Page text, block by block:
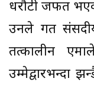
धरौटी जफत
उनले गत संसदीय
तत्कालीन
उम्मेद्वारभन्दा